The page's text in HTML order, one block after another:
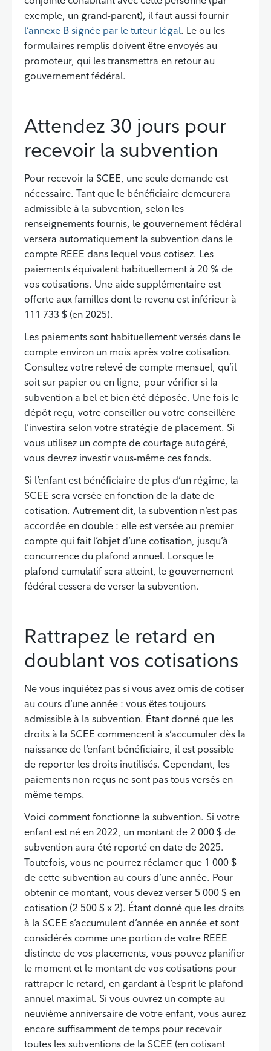
exemple, un grand-parent), il faut aussi fournir
l’annexe B signée par le tuteur légal. Le ou les
formulaires remplis doivent être envoyés au
promoteur, qui les transmettra en retour au
gouvernement fédéral.
Attendez 30 jours pour
recevoir la subvention
Pour recevoir la SCEE, une seule demande est
nécessaire. Tant que le bénéficiaire demeurera
admissible à la subvention, selon les
renseignements fournis, le gouvernement fédéral
versera automatiquement la subvention dans le
compte REEE dans lequel vous cotisez. Les
paiements équivalent habituellement à 20 % de
vos cotisations. Une aide supplémentaire est
offerte aux familles dont le revenu est inférieur à
111 733 $ (en 2025).
Les paiements sont habituellement versés dans le
compte environ un mois après votre cotisation.
Consultez votre relevé de compte mensuel, qu’il
soit sur papier ou en ligne, pour vérifier si la
subvention a bel et bien été déposée. Une fois le
dépôt reçu, votre conseiller ou votre conseillère
l’investira selon votre stratégie de placement. Si
vous utilisez un compte de courtage autogéré,
vous devrez investir vous-même ces fonds.
Si l’enfant est bénéficiaire de plus d’un régime, la
SCEE sera versée en fonction de la date de
cotisation. Autrement dit, la subvention n’est pas
accordée en double : elle est versée au premier
compte qui fait l’objet d’une cotisation, jusqu’à
concurrence du plafond annuel. Lorsque le
plafond cumulatif sera atteint, le gouvernement
fédéral cessera de verser la subvention.
Rattrapez le retard en
doublant vos cotisations
Ne vous inquiétez pas si vous avez omis de cotiser
au cours d’une année : vous êtes toujours
admissible à la subvention. Étant donné que les
droits à la SCEE commencent à s’accumuler dès la
naissance de l’enfant bénéficiaire, il est possible
de reporter les droits inutilisés. Cependant, les
paiements non reçus ne sont pas tous versés en
même temps.
Voici comment fonctionne la subvention. Si votre
enfant est né en 2022, un montant de 2 000 $ de
subvention aura été reporté en date de 2025.
Toutefois, vous ne pourrez réclamer que 1 000 $
de cette subvention au cours d’une année. Pour
obtenir ce montant, vous devez verser 5 000 $ en
cotisation (2 500 $ x 2). Étant donné que les droits
à la SCEE s’accumulent d’année en année et sont
considérés comme une portion de votre REEE
distincte de vos placements, vous pouvez planifier
le moment et le montant de vos cotisations pour
rattraper le retard, en gardant à l’esprit le plafond
annuel maximal. Si vous ouvrez un compte au
neuvième anniversaire de votre enfant, vous aurez
encore suffisamment de temps pour recevoir
toutes les subventions de la SCEE (en cotisant